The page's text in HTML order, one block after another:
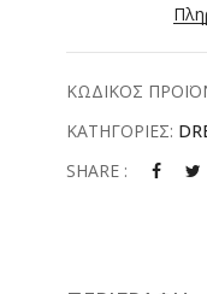
ΚΩΔΙΚΟΣ
ΚΑΤΗΓΟΡΙΕΣ:
SHARE :